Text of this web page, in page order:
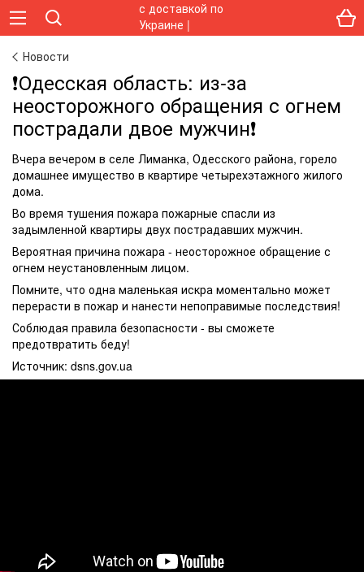
Новости
❗️Одесская область: из-за
неосторожного обращения с огнем
пострадали двое мужчин❗️
Вчера вечером в селе Лиманка, Одесского района, горело
домашнее имущество в квартире четырехэтажного жилого
дома.
Во время тушения пожара пожарные спасли из
задымленной квартиры двух пострадавших мужчин.
Вероятная причина пожара - неосторожное обращение с
огнем неустановленным лицом.
Помните, что одна маленькая искра моментально может
перерасти в пожар и нанести непоправимые последствия!
Соблюдая правила безопасности - вы сможете
предотвратить беду!
Источник: dsns.gov.ua